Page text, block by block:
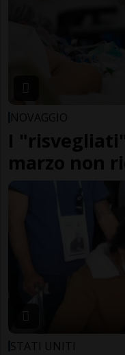
NOVAGGIO
I
marzo non
STATI UNITI